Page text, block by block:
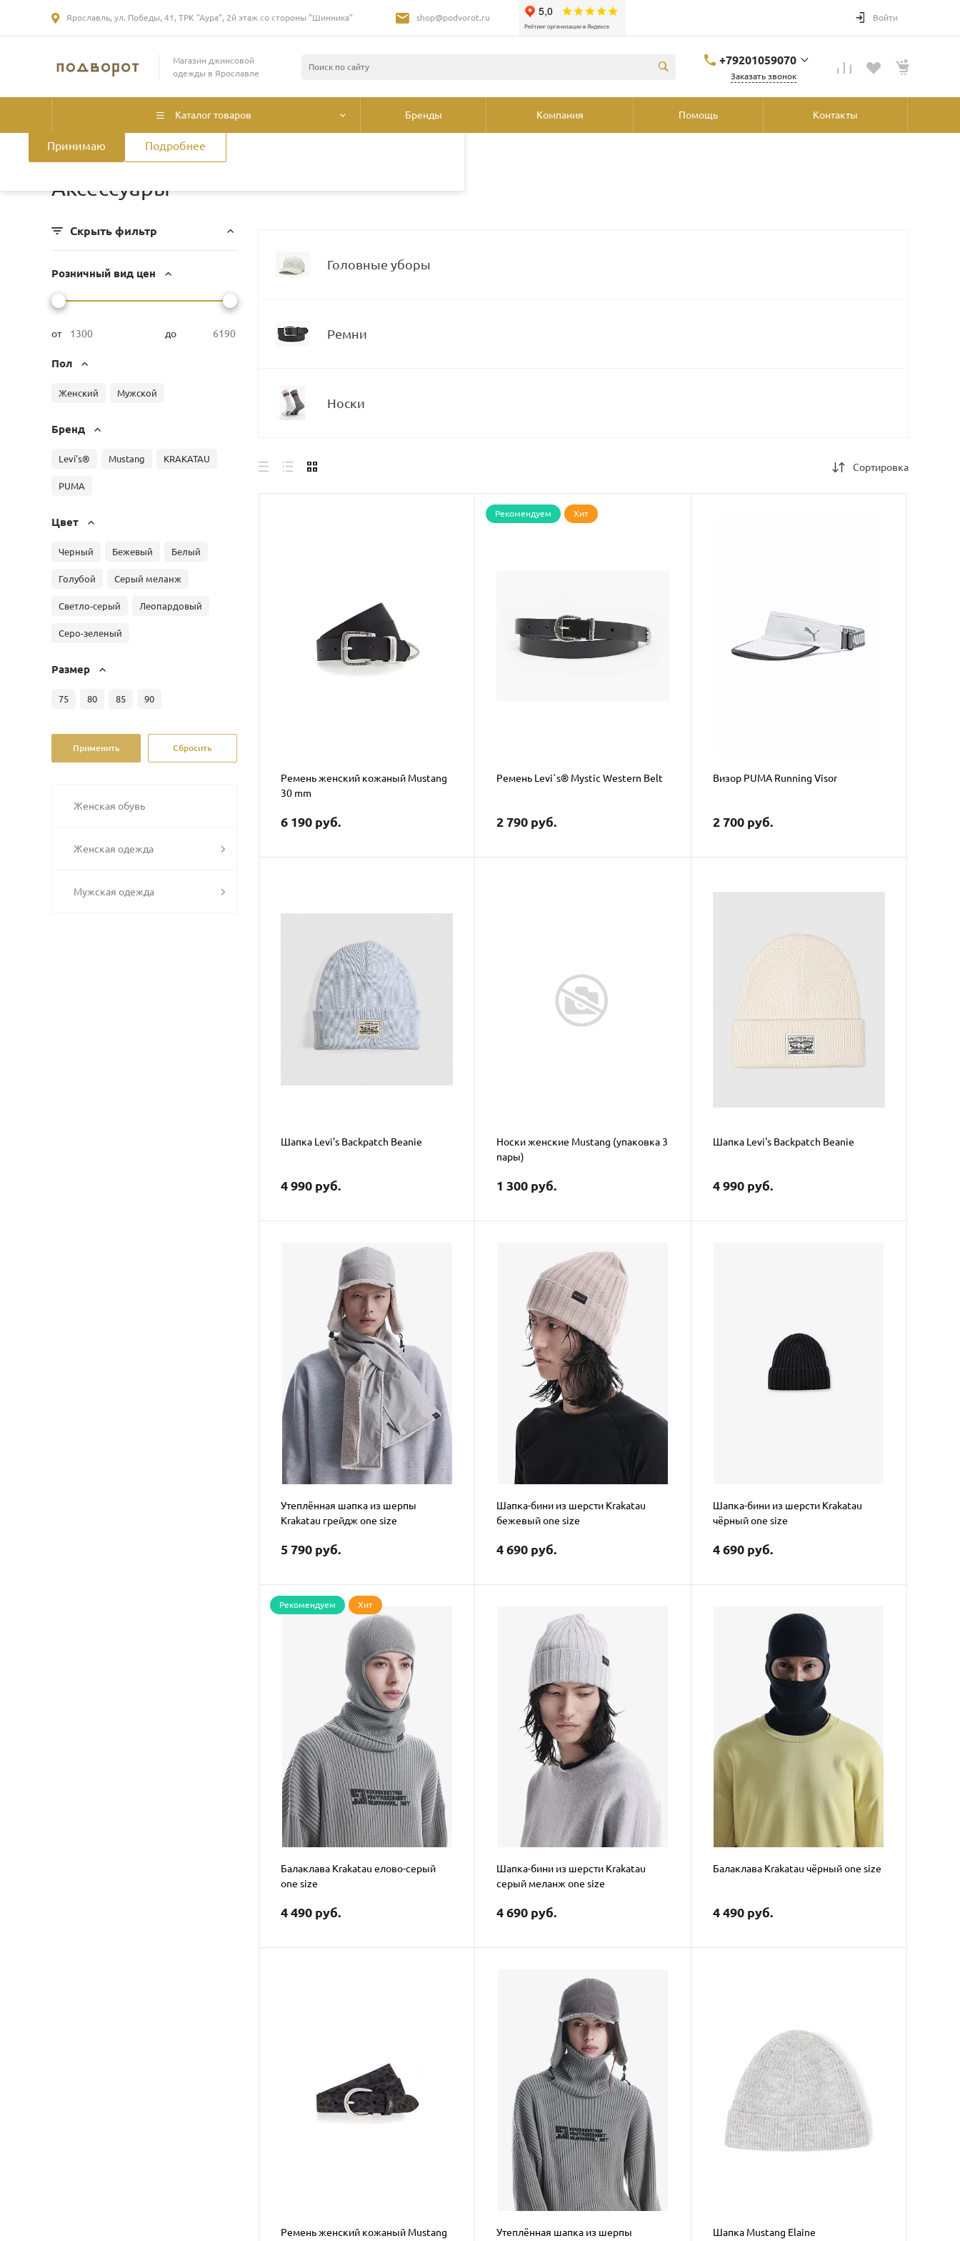
Мы используем файлы cookie, разработанные нашими специалистами и третьими
лицами, для анализа событий на нашем веб-сайте. Продолжая просмотр страниц
Принимаю Подробнее
Ярославль, ул. Победы, 41, ТРК "Аура", 2й этаж со стороны "Шинника" shop@podvorot.ru Войти
Магазин джинсовой
одежды в Ярославле
+79201059070
Заказать звонок
Каталог товаров Бренды Компания Помощь Контакты
Главная / Каталог товаров / Женская одежда
Аксессуары
Скрыть фильтр
Розничный вид цен
от до
Пол
Женский Мужской
Бренд
Levi's® Mustang KRAKATAU
PUMA
Цвет
Черный Бежевый Белый
Голубой Серый меланж
Светло-серый Леопардовый
Серо-зеленый
Размер
75 80 85 90
Женская обувь
Женская одежда
Мужская одежда
Головные уборы
Ремни
Носки
Сортировка
Ремень женский кожаный Mustang
30 mm
6 190 руб.
Рекомендуем Хит
Ремень Levi`s® Mystic Western Belt
2 790 руб.
Визор PUMA Running Visor
2 700 руб.
Шапка Levi's Backpatch Beanie
4 990 руб.
Носки женские Mustang (упаковка 3
пары)
1 300 руб.
Шапка Levi's Backpatch Beanie
4 990 руб.
Утеплённая шапка из шерпы
Krakatau грейдж one size
5 790 руб.
Шапка-бини из шерсти Krakatau
бежевый one size
4 690 руб.
Шапка-бини из шерсти Krakatau
чёрный one size
4 690 руб.
Рекомендуем Хит
Балаклава Krakatau елово-серый
one size
4 490 руб.
Шапка-бини из шерсти Krakatau
серый меланж one size
4 690 руб.
Балаклава Krakatau чёрный one size
4 490 руб.
Ремень женский кожаный Mustang Утеплённая шапка из шерпы Шапка Mustang Elaine